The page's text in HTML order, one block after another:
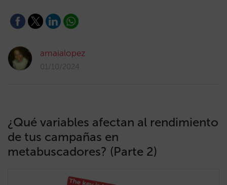
amaialopez
01/10/2024
¿Qué variables afectan al rendimiento
de tus campañas en
metabuscadores? (Parte 2)